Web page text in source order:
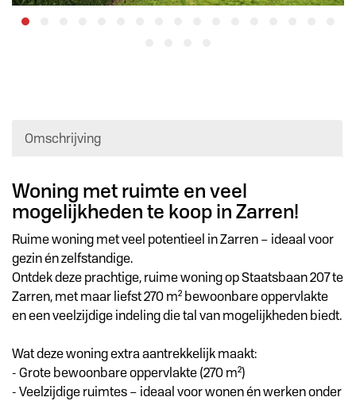
Omschrijving
Omschrijving
Woning met ruimte en veel
mogelijkheden te koop in Zarren!
Ruime woning met veel potentieel in Zarren – ideaal voor
gezin én zelfstandige.
Ontdek deze prachtige, ruime woning op Staatsbaan 207 te
Zarren, met maar liefst 270 m² bewoonbare oppervlakte
en een veelzijdige indeling die tal van mogelijkheden biedt.
Wat deze woning extra aantrekkelijk maakt:
- Grote bewoonbare oppervlakte (270 m²)
- Veelzijdige ruimtes – ideaal voor wonen én werken onder